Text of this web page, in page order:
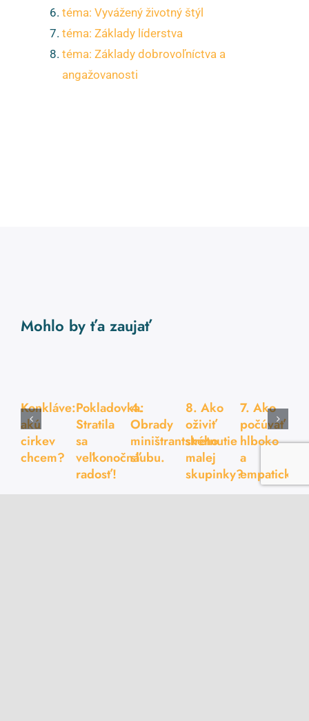
téma: Vyvážený životný štýl
téma: Základy líderstva
téma: Základy dobrovoľníctva a
angažovanosti
Mohlo by ťa zaujať
Konkláve:
akú
cirkev
chcem?
Pokladovka:
Stratila
sa
veľkonočná
radosť!
4.
Obrady
miništrantského
sľubu.
8. Ako
oživiť
stretnutie
malej
skupinky?
7. Ako
počúvať
hlboko
a
empaticky?